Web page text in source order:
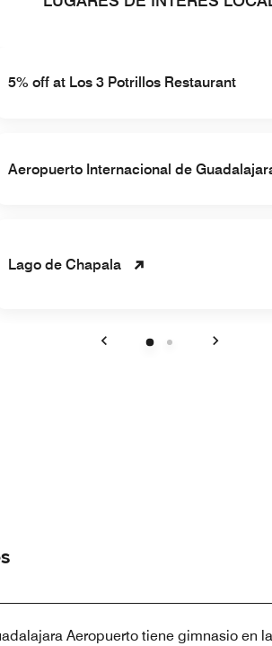
5% off at Los 3 Potrillos Restaurant
Aeropuerto Internacional de
Lago de Chapala
Aeropuerto tiene gimnasio en